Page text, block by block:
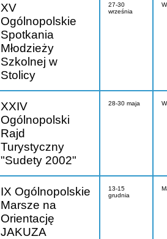
XV
Ogólnopolskie
Spotkania
Młodzieży
Szkolnej w
Stolicy
27-30
września
XXIV
Ogólnopolski
Rajd
Turystyczny
"Sudety 2002"
28-30 maja
IX Ogólnopolskie
Marsze na
Orientację
JAKUZA
13-15
grudnia